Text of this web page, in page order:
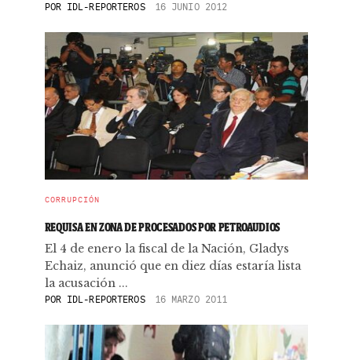
POR IDL-REPORTEROS 16 JUNIO 2012
CORRUPCIÓN
REQUISA EN ZONA DE PROCESADOS POR PETROAUDIOS
El 4 de enero la fiscal de la Nación, Gladys
Echaiz, anunció que en diez días estaría lista
la acusación ...
POR IDL-REPORTEROS 16 MARZO 2011